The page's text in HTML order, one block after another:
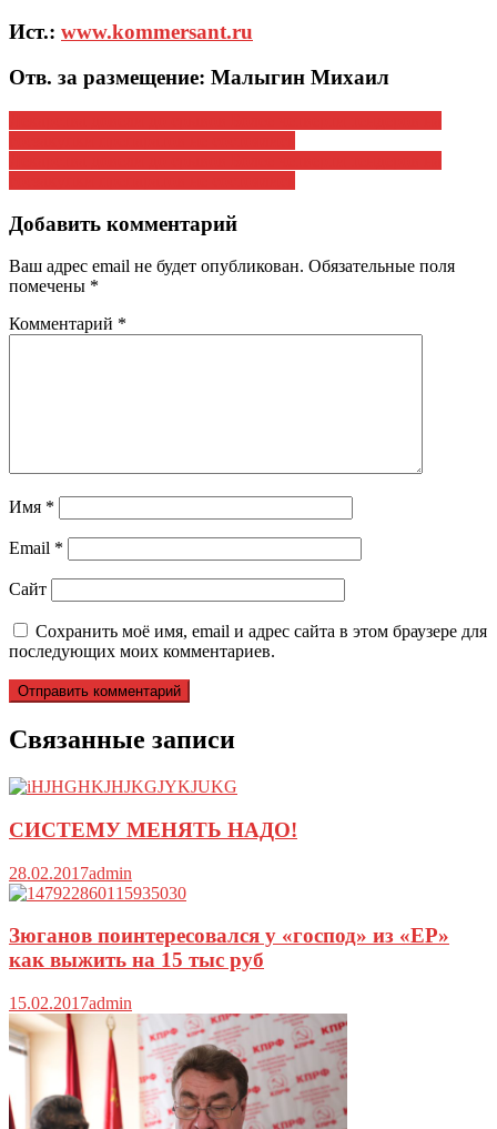
Ист.: www.kommersant.ru
Отв. за размещение: Малыгин Михаил
Навигация
по
записям
Добавить комментарий
Ваш адрес email не будет опубликован. Обязательные поля
помечены *
Комментарий *
Имя *
Email *
Сайт
Сохранить моё имя, email и адрес сайта в этом браузере для
последующих моих комментариев.
Связанные записи
СИСТЕМУ МЕНЯТЬ НАДО!
28.02.2017admin
Зюганов поинтересовался у «господ» из «ЕР»
как выжить на 15 тыс руб
15.02.2017admin